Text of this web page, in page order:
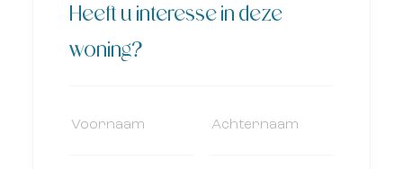
Heeft u interesse in deze
woning?